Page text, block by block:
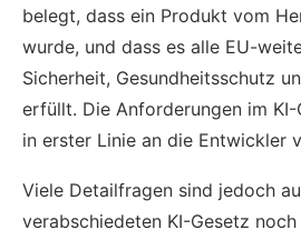
belegt, dass ein Produkt vom
wurde, und dass es alle EU-
Sicherheit, Gesundheitsschutz
erfüllt. Die Anforderungen im
in erster Linie an die Entwickler
Viele Detailfragen sind jedoch
verabschiedeten KI-Gesetz